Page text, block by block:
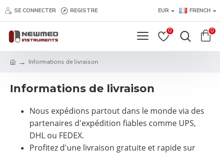
SE CONNECTER REGISTRE EUR FRENCH
0 0
Informations de livraison
Informations de livraison
Nous expédions partout dans le monde via des
partenaires d'expédition fiables comme UPS,
DHL ou FEDEX.
Profitez d'une livraison gratuite et rapide sur